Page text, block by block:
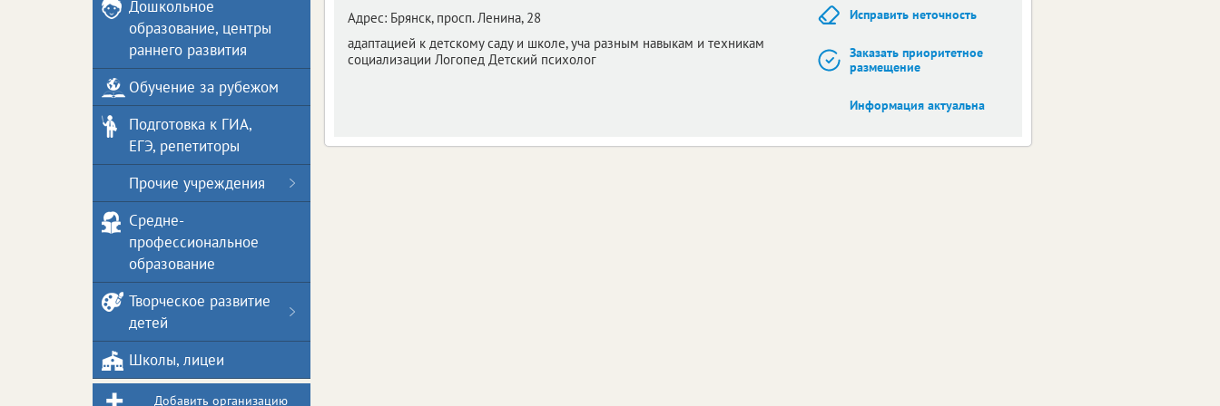
Адрес: Брянск, просп. Ленина, 28
адаптацией к детскому саду и школе, уча разным навыкам и техникам
социализации Логопед Детский психолог
Исправить неточность
Заказать приоритетное
размещение
Информация актуальна
Дошкольное
образование, центры
раннего развития
Обучение за рубежом
Подготовка к ГИА,
ЕГЭ, репетиторы
Прочие учреждения
Средне-
профессиональное
образование
Творческое развитие
детей
Школы, лицеи
Добавить организацию